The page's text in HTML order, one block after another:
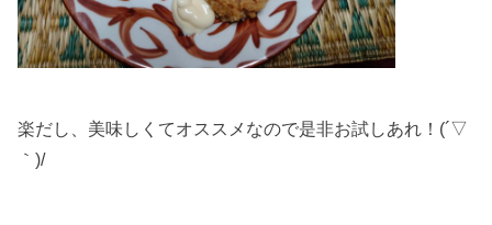
楽だし、美味しくてオススメなので是非お試しあれ！(´▽
｀)/